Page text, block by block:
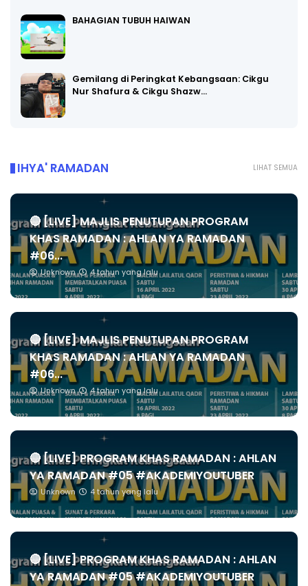
BAHAGIAN TUBUH HAIWAN
Gemilang di Peringkat Kebangsaan: Cikgu
Nur Shafura & Cikgu Shazw…
LIHAT SEMUA
IHYA' RAMADAN
🔴 [LIVE] MAJLIS PENUTUPAN PROGRAM
KHAS RAMADAN : AHLAN YA RAMADAN
#06...
Unknown 4 tahun yang lalu
🔴 [LIVE] MAJLIS PENUTUPAN PROGRAM
KHAS RAMADAN : AHLAN YA RAMADAN
#06...
Unknown 4 tahun yang lalu
🔴 [LIVE] PROGRAM KHAS RAMADAN : AHLAN
YA RAMADAN #05 #AKADEMIYOUTUBER
Unknown 4 tahun yang lalu
🔴 [LIVE] PROGRAM KHAS RAMADAN : AHLAN
YA RAMADAN #05 #AKADEMIYOUTUBER